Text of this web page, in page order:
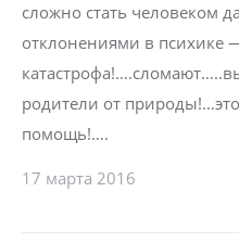
сложно стать человеком
отклонениями в психике
родители от
помощь!….
17 марта 2016